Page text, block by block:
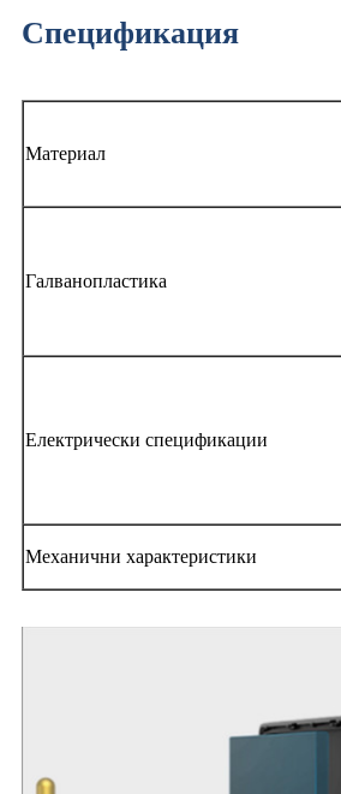
Спецификация
Материал
Галванопластика
Електрически спецификации
Механични характеристики